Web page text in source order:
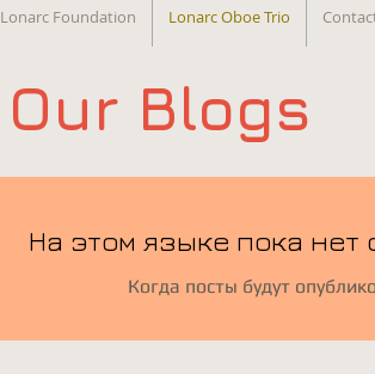
Lonarc Foundation Lonarc Oboe Trio
Our Blogs
На этом языке пока
Когда посты будут